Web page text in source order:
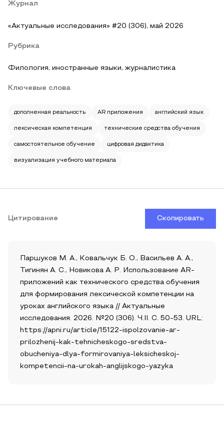
Журнал
«Актуальные исследования» #20 (306), май 2026
Рубрика
Филология, иностранные языки, журналистика
Ключевые слова
дополненная реальность AR приложения английский язык
лексическая компетенция технические средства обучения
самостоятельное обучение цифровая дидактика
визуализация учебного материала
Цитирование Скопировать
Паршуков М. А., Ковальчук Б. О., Васильев А. А.,
Тигинян А. С., Новикова А. Р. Использование AR-
приложений как технического средства обучения
для формирования лексической компетенции на
уроках английского языка // Актуальные
исследования. 2026. №20 (306). Ч.II. С. 50-53. URL:
https://apni.ru/article/15122-ispolzovanie-ar-
prilozhenij-kak-tehnicheskogo-sredstva-
obucheniya-dlya-formirovaniya-leksicheskoj-
kompetencii-na-urokah-anglijskogo-yazyka